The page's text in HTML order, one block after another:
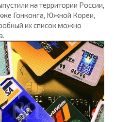
на территории России,
Гонконга, Южной Кореи,
их список можно